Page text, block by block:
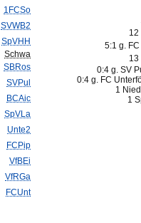
1FCSo
SVWB2
SpVHH
Schwa
SBRos
SVPul
BCAic
SpVLa
Unte2
FCPip
VfBEi
VfRGa
FCUnt
12
5:1 g.
13
0:4 g. SV
0:4 g. FC
1
1